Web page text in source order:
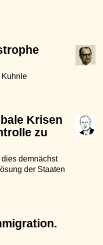
Kuhnle
Krisen
zu
demnächst
der Staaten